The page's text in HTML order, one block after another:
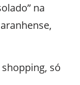
na
só